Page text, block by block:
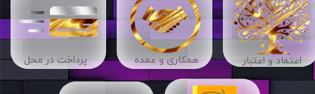
اعتماد و اعتبار پرداخت در محل ​​همکاری و عمده